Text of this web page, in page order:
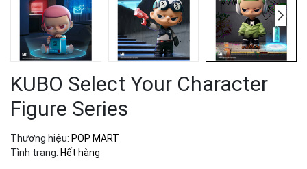
KUBO Select Your Character
Figure Series
Thương hiệu: POP MART
Tình trạng: Hết hàng